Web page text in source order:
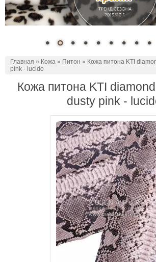
Главная » Кожа » Питон » Кожа питона KTI
pink - lucido
Кожа питона KTI
dusty pink -